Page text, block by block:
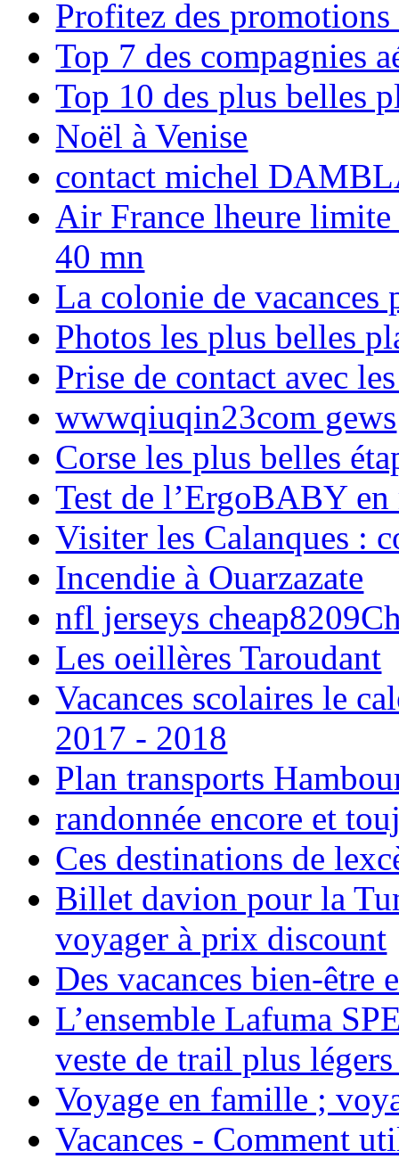
Profitez des
Top 7 des compagnies
Top 10 des plus belles
Noël à Venise
contact michel
Air France lheure limite
40 mn
La colonie de vacances
Photos les plus belles
Prise de contact avec
wwwqiuqin23com gews
Corse les plus belles
Test de l’ErgoBABY en
Visiter les Calanques :
Incendie à Ouarzazate
nfl jerseys
Les oeillères Taroudant
Vacances scolaires le
2017 - 2018
Plan transports
randonnée encore et
Ces destinations de
Billet davion pour la
voyager à prix discount
Des vacances bien-être
L’ensemble Lafuma
veste de trail plus
Voyage en famille ;
Vacances - Comment